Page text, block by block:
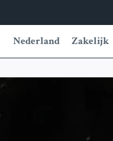
Nederland Zakelijk